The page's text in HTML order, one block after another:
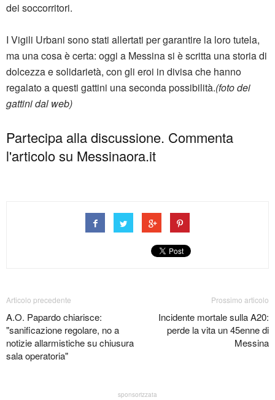
dei soccorritori.
I Vigili Urbani sono stati allertati per garantire la loro tutela,
ma una cosa è certa: oggi a Messina si è scritta una storia di
dolcezza e solidarietà, con gli eroi in divisa che hanno
regalato a questi gattini una seconda possibilità.(foto dei
gattini dal web)
Partecipa alla discussione. Commenta
l'articolo su Messinaora.it
Articolo precedente
A.O. Papardo chiarisce:
"sanificazione regolare, no a
notizie allarmistiche su chiusura
sala operatoria"
Prossimo articolo
Incidente mortale sulla A20:
perde la vita un 45enne di
Messina
sponsorizzata